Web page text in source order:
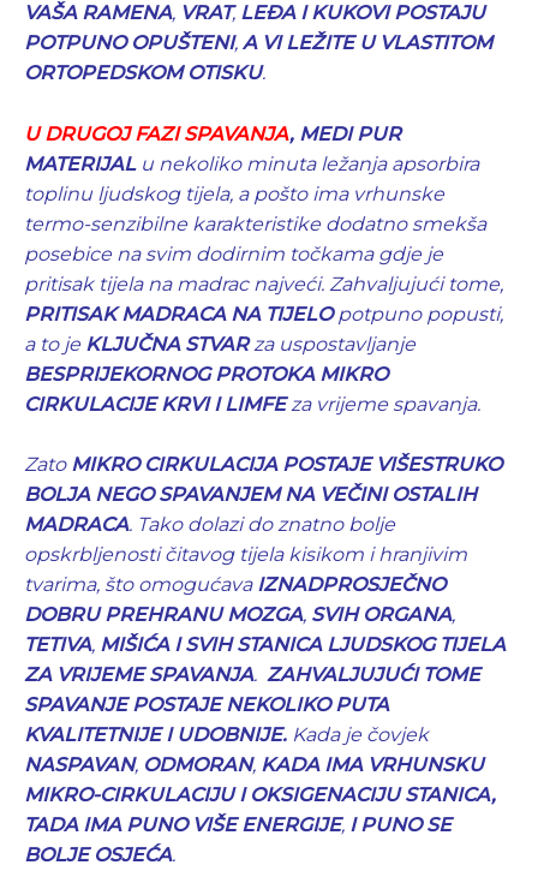
VAŠA RAMENA, VRAT, LEĐA I KUKOVI POSTAJU
POTPUNO OPUŠTENI, A VI LEŽITE U VLASTITOM
ORTOPEDSKOM OTISKU.
U DRUGOJ FAZI SPAVANJA, MEDI PUR
MATERIJAL u nekoliko minuta ležanja apsorbira
toplinu ljudskog tijela, a pošto ima vrhunske
termo-senzibilne karakteristike dodatno smekša
posebice na svim dodirnim točkama gdje je
pritisak tijela na madrac najveći. Zahvaljujući tome,
PRITISAK MADRACA NA TIJELOpotpuno popusti,
a to je KLJUČNA STVARza uspostavljanje
BESPRIJEKORNOG PROTOKA MIKRO
CIRKULACIJE KRVI I LIMFEza vrijeme spavanja.
Zato MIKRO CIRKULACIJA POSTAJE VIŠESTRUKO
BOLJA NEGO SPAVANJEM NA VEČINI OSTALIH
MADRACA. Tako dolazi do znatno bolje
opskrbljenosti čitavog tijela kisikom i hranjivim
tvarima, što omogućava IZNADPROSJEČNO
DOBRU PREHRANU MOZGA, SVIH ORGANA,
TETIVA, MIŠIĆA I SVIH STANICA LJUDSKOG TIJELA
ZA VRIJEME SPAVANJA. ZAHVALJUJUĆI TOME
SPAVANJE POSTAJE NEKOLIKO PUTA
KVALITETNIJE I UDOBNIJE. Kada je čovjek
NASPAVAN, ODMORAN, KADA IMA VRHUNSKU
MIKRO-CIRKULACIJU I OKSIGENACIJU STANICA,
TADA IMA PUNO VIŠE ENERGIJE, I PUNO SE
BOLJE OSJEĆA.